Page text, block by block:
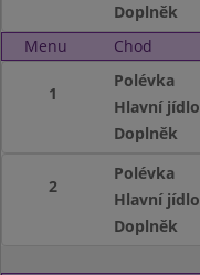
Doplněk
Menu
Chod
1
Polévka
Hlavní jídlo
Doplněk
2
Polévka
Hlavní jídlo
Doplněk